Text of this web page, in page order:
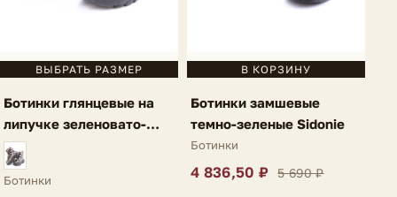
ВЫБРАТЬ РАЗМЕР
Ботинки глянцевые на
липучке зеленовато-
серебряные Illia
Ботинки
В КОРЗИНУ
Ботинки замшевые
темно-зеленые Sidonie
Ботинки
4 836,50 ₽ 5 690 ₽